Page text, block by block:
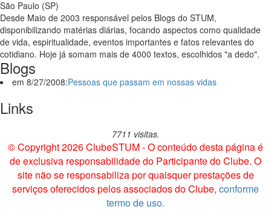
São Paulo (SP)
Desde Maio de 2003 responsável pelos Blogs do STUM,
disponibilizando matérias diárias, focando aspectos como qualidade
de vida, espiritualidade, eventos importantes e fatos relevantes do
cotidiano. Hoje já somam mais de 4000 textos, escolhidos "a dedo".
Blogs
em 8/27/2008:Pessoas que passam em nossas vidas
Links
7711 visitas.
© Copyright 2026 ClubeSTUM - O conteúdo desta página é
de exclusiva responsabilidade do Participante do Clube. O
site não se responsabiliza por quaisquer prestações de
serviços oferecidos pelos associados do Clube, conforme
termo de uso.